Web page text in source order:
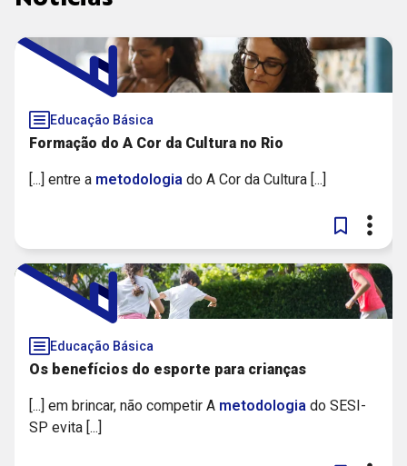
PODCAST
PUBLICAÇÃO
SOLUÇÃO
VÍDEO
UNICEF
SESI NACIONAL / SENAI NACIONAL
Educação Básica
Formação do A Cor da Cultura no Rio
[...] entre a metodologia do A Cor da Cultura [...]
Educação Básica
Os benefícios do esporte para crianças
[...] em brincar, não competir A metodologia do SESI-
SP evita [...]